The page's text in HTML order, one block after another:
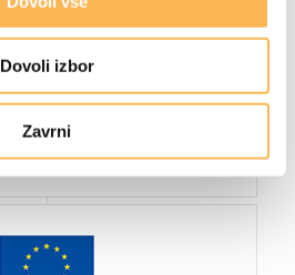
Dovoli izbor
Zavrni